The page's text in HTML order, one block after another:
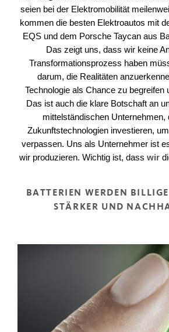
seien bei der Elektromobilität
kommen die besten Elektroautos mit
EQS und dem Porsche Taycan aus
Das zeigt uns, dass wir keine
Transformationsprozess haben
darum, die Realitäten
Technologie als Chance zu begreifen
Das ist auch die klare Botschaft an
mittelständischen Unternehmen,
Zukunftstechnologien investieren,
verpassen. Uns als Unternehmer ist
wir produzieren. Wichtig ist, dass wir
BATTERIEN WERDEN
STÄRKER UND